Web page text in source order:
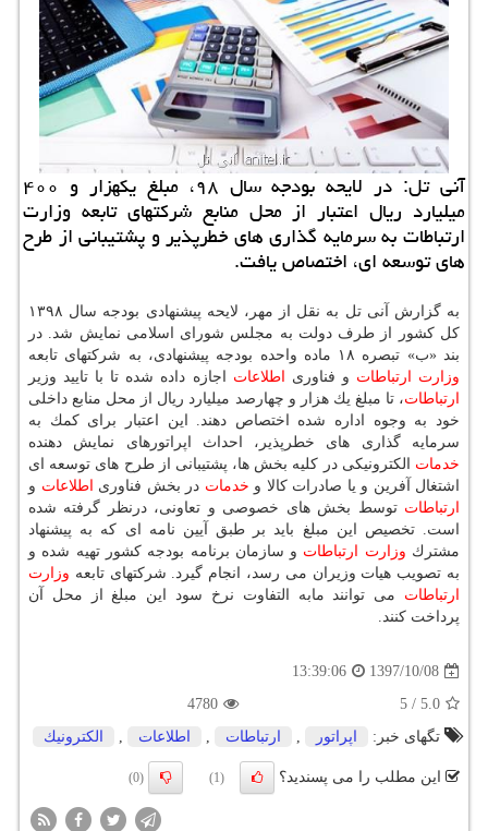
آنی تل: در لایحه بودجه سال ۹۸، مبلغ یكهزار و ۴۰۰
میلیارد ریال اعتبار از محل منابع شركتهای تابعه وزارت
ارتباطات به سرمایه گذاری های خطرپذیر و پشتیبانی از طرح
های توسعه ای، اختصاص یافت.
به گزارش آنی تل به نقل از مهر، لایحه پیشنهادی بودجه سال ۱۳۹۸
كل كشور از طرف دولت به مجلس شورای اسلامی نمایش شد. در
بند «ب» تبصره ۱۸ ماده واحده بودجه پیشنهادی، به شركتهای تابعه
وزارت ارتباطات و فناوری اطلاعات اجازه داده شده تا با تایید وزیر
ارتباطات، تا مبلغ یك هزار و چهارصد میلیارد ریال از محل منابع داخلی
خود به وجوه اداره شده اختصاص دهند. این اعتبار برای كمك به
سرمایه گذاری های خطرپذیر، احداث اپراتورهای نمایش دهنده
خدمات الكترونیكی در كلیه بخش ها، پشتیبانی از طرح های توسعه ای
اشتغال آفرین و یا صادرات كالا و خدمات در بخش فناوری اطلاعات و
ارتباطات توسط بخش های خصوصی و تعاونی، درنظر گرفته شده
است. تخصیص این مبلغ باید بر طبق آیین نامه ای كه به پیشنهاد
مشترك وزارت ارتباطات و سازمان برنامه بودجه كشور تهیه شده و
به تصویب هیات وزیران می رسد، انجام گیرد. شركتهای تابعه وزارت
ارتباطات می توانند مابه التفاوت نرخ سود این مبلغ از محل آن
پرداخت كنند.
1397/10/08
13:39:06
5.0
/
5
4780
تگهای خبر:
اپراتور , ارتباطات , اطلاعات , الكترونیك
این مطلب را می پسندید؟ (1)
(0)